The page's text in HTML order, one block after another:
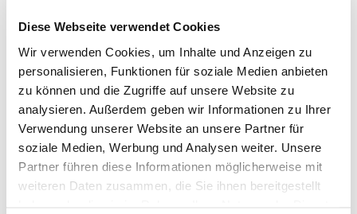
Diese Webseite verwendet Cookies
Wir verwenden Cookies, um Inhalte und Anzeigen zu
personalisieren, Funktionen für soziale Medien anbieten
zu können und die Zugriffe auf unsere Website zu
analysieren. Außerdem geben wir Informationen zu Ihrer
Verwendung unserer Website an unsere Partner für
soziale Medien, Werbung und Analysen weiter. Unsere
Partner führen diese Informationen möglicherweise mit
weiteren Daten zusammen, die Sie ihnen bereitgestellt
Bei dem Element „Restaurant“ wird die
Produktkompetenz ausgebaut, z.B. was
Tee- und Kaffeespezialitäten, Weine und
sonstige alkoholische wie
nichtalkoholische Getränke angeht,
ebenso wie mit Blick auf regionale und
saisonale Speisen, Herkunft und